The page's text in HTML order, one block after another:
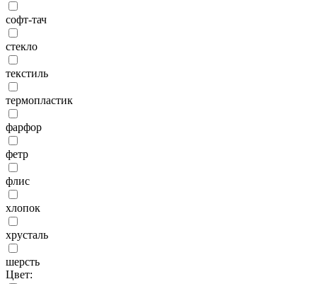
софт-тач
стекло
текстиль
термопластик
фарфор
фетр
флис
хлопок
хрусталь
шерсть
Цвет: